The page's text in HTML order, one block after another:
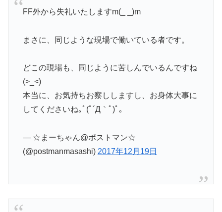
FF外から失礼いたしますm(_ _)m
まさに、同じような現場で働いている者です。
どこの現場も、同じように苦しんでいるんですね
(>_<)
本当に、お気持ちお察ししますし、お身体大事に
してくださいね｡ﾟ(ﾟ´Д｀ﾟ)ﾟ｡
— ☆まーちゃん@ポストマン☆
(@postmanmasashi) 2017年12月19日